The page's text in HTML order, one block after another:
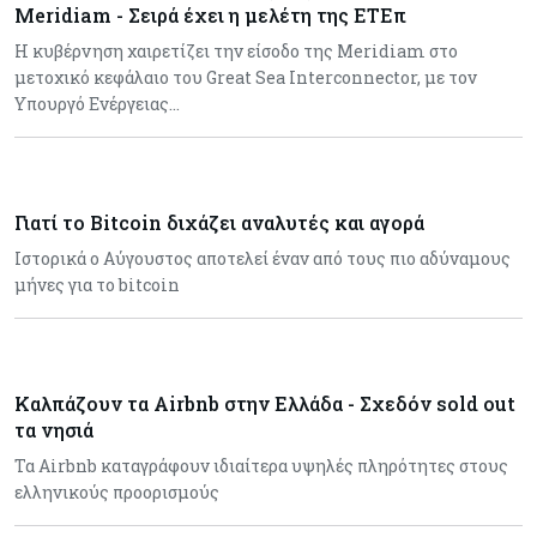
Meridiam - Σειρά έχει η μελέτη της ΕΤΕπ
Η κυβέρνηση χαιρετίζει την είσοδο της Meridiam στο
μετοχικό κεφάλαιο του Great Sea Interconnector, με τον
Υπουργό Ενέργειας…
Γιατί το Bitcoin διχάζει αναλυτές και αγορά
Ιστορικά ο Αύγουστος αποτελεί έναν από τους πιο αδύναμους
μήνες για το bitcoin
Καλπάζουν τα Airbnb στην Ελλάδα - Σχεδόν sold out
τα νησιά
Τα Airbnb καταγράφουν ιδιαίτερα υψηλές πληρότητες στους
ελληνικούς προορισμούς